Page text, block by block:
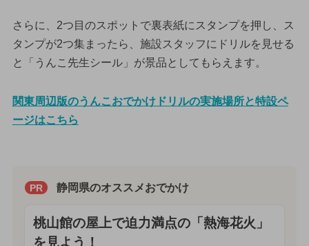
さらに、2つ目のスポットで裏表紙にスタンプを押し、ス
タンプが2つ集まったら、施設スタッフにドリルを見せる
と「うんこ先生シール」が景品としてもらえます。
関東周辺版のうんこおでかけドリルの実施場所と特設ペ
ージはこちら
PR 静岡県のオススメおでかけ
桃山館の屋上で迫力満点の「熱海花火」
を見よう！